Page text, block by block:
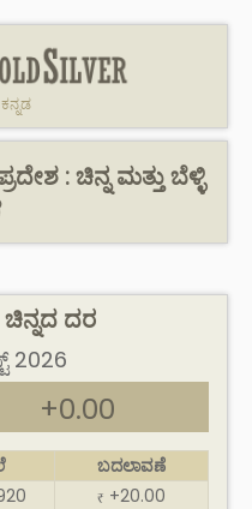
ಕನ್ನಡ
: ಚಿನ್ನ ಮತ್ತು ಬೆಳ್ಳಿ
ದರ
2026
+0.00
ಬದಲಾವಣೆ
₹ +20.00